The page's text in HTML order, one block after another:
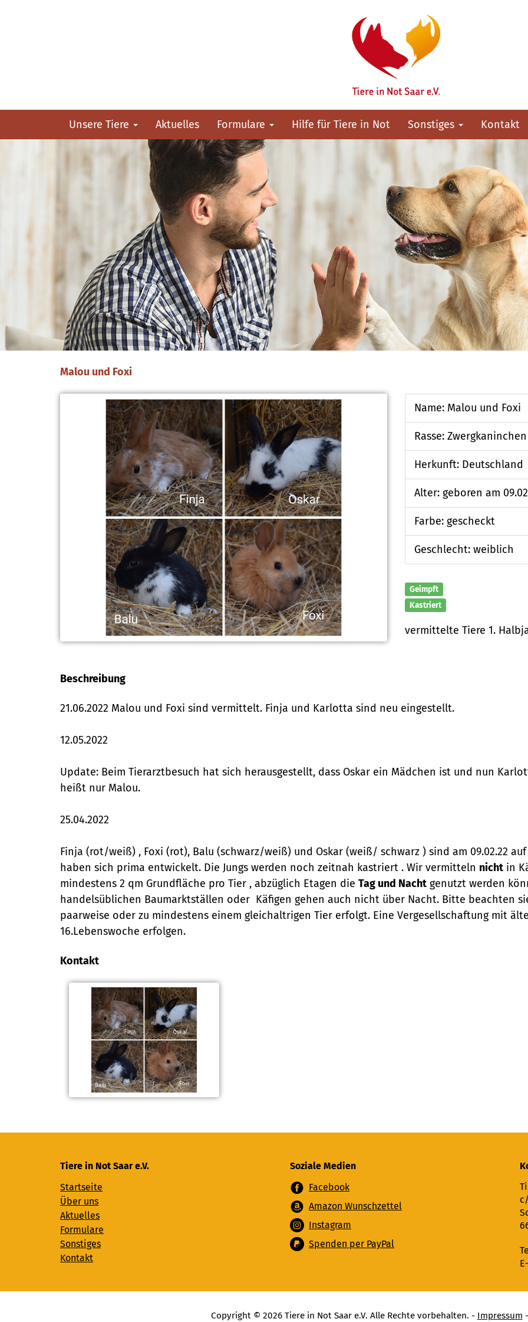
Unsere Tiere Aktuelles Formulare Hilfe für Tiere in Not Sonstiges Kontakt
Malou und Foxi
Name: Malou und Foxi
Rasse: Zwergkaninchen
Herkunft: Deutschland
Alter: geboren am
Farbe: gescheckt
Geschlecht: weiblich
Geimpft
Kastriert
vermittelte Tiere 1.
Beschreibung
21.06.2022 Malou und Foxi sind vermittelt. Finja und Karlotta sind neu eingestellt.
12.05.2022
Update: Beim Tierarztbesuch hat sich herausgestellt, dass Oskar ein Mädchen ist und nun
heißt nur Malou.
25.04.2022
Finja (rot/weiß) , Foxi (rot), Balu (schwarz/weiß) und Oskar (weiß/ schwarz ) sind am 09.02.22
haben sich prima entwickelt. Die Jungs werden noch zeitnah kastriert . Wir vermitteln nicht in
mindestens 2 qm Grundfläche pro Tier , abzüglich Etagen die Tag und Nacht genutzt werden
handelsüblichen Baumarktställen oder Käfigen gehen auch nicht über Nacht. Bitte beachten
paarweise oder zu mindestens einem gleichaltrigen Tier erfolgt. Eine Vergesellschaftung mit
16.Lebenswoche erfolgen.
Kontakt
Tiere in Not Saar e.V.
Startseite
Über uns
Aktuelles
Formulare
Sonstiges
Kontakt
Soziale Medien
Facebook
Amazon Wunschzettel
Instagram
Spenden per PayPal
Copyright © 2026 Tiere in Not Saar e.V. Alle Rechte vorbehalten. - Impressum